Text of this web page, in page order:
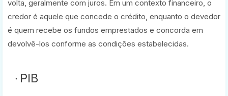
volta, geralmente com juros. Em um contexto financeiro, o
credor é aquele que concede o crédito, enquanto o devedor
é quem recebe os fundos emprestados e concorda em
devolvê-los conforme as condições estabelecidas.
PIB